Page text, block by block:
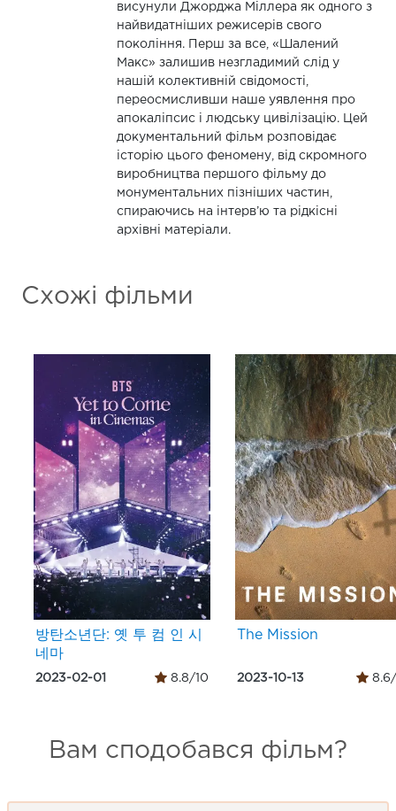
висунули Джорджа Міллера як одного з
найвидатніших режисерів свого
покоління. Перш за все, «Шалений
Макс» залишив незгладимий слід у
нашій колективній свідомості,
переосмисливши наше уявлення про
апокаліпсис і людську цивілізацію. Цей
документальний фільм розповідає
історію цього феномену, від скромного
виробництва першого фільму до
монументальних пізніших частин,
спираючись на інтерв’ю та рідкісні
архівні матеріали.
Схожі фільми
방탄소년단: 옛 투 컴 인 시
네마
2023-02-01 8.8/10
The Mission
2023-10-13 8.6/
Вам сподобався фільм?